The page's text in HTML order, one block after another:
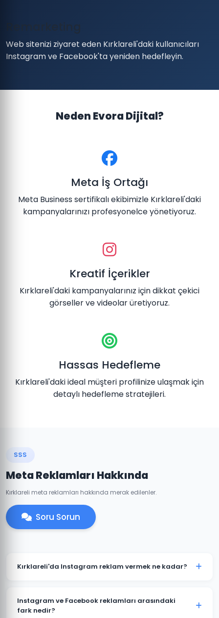
Web sitenizi ziyaret eden Kırklareli'daki kullanıcıları
Instagram ve Facebook'ta yeniden hedefleyin.
Neden Evora Dijital?
Meta İş Ortağı
Meta Business sertifikalı ekibimizle Kırklareli'daki
kampanyalarınızı profesyonelce yönetiyoruz.
Kreatif İçerikler
Kırklareli'daki kampanyalarınız için dikkat çekici
görseller ve videolar üretiyoruz.
Hassas Hedefleme
Kırklareli'daki ideal müşteri profilinize ulaşmak için
detaylı hedefleme stratejileri.
SSS
Meta Reklamları Hakkında
Kırklareli meta reklamları hakkında merak edilenler.
Soru Sorun
Kırklareli'da Instagram reklam vermek ne kadar?
sektörünüze göre değişir. Kırklareli'daki işletmeniz için
günlük 50 TL'den başlayan bütçelerle etkili
Instagram ve Facebook reklamları arasındaki
fark nedir?